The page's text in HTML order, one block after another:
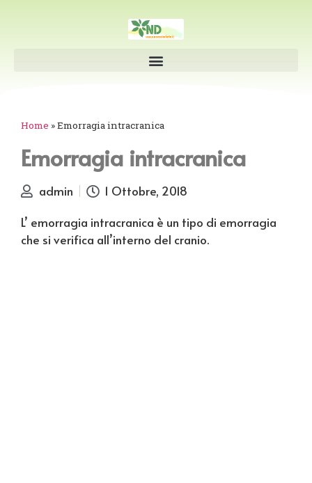
Home »Emorragia intracranica
Emorragia intracranica
admin
1 Ottobre, 2018
L’ emorragia intracranica è un tipo di emorragia
che si verifica all’interno del cranio.